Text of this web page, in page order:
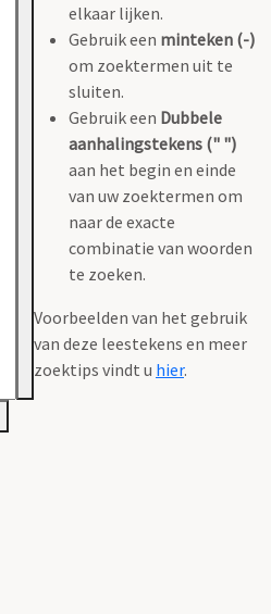
elkaar lijken.
Gebruik een minteken (-)
om zoektermen uit te
sluiten.
Gebruik een Dubbele
aanhalingstekens (" ")
aan het begin en einde
van uw zoektermen om
naar de exacte
combinatie van woorden
te zoeken.
Voorbeelden van het gebruik
van deze leestekens en meer
zoektips vindt u hier.